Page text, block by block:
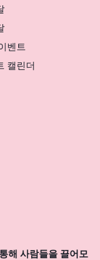
벤트
캘린더
해 사람들을 끌어모